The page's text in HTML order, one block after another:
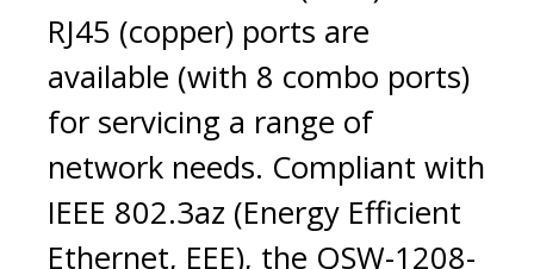
RJ45 (copper) ports are
available (with 8 combo ports)
for servicing a range of
network needs. Compliant with
IEEE 802.3az (Energy Efficient
Ethernet, EEE), the QSW-1208-